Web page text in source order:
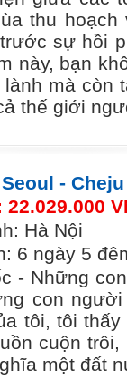
thu
sự hồi
này, bạn
mà còn
thế giới
-
Hà Nội
6 ngày 5
- Những
con
tôi, tôi
cuộn
một đất